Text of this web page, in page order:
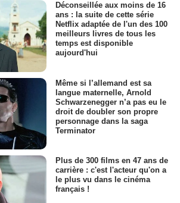
Déconseillée aux moins de 16
ans : la suite de cette série
Netflix adaptée de l'un des 100
meilleurs livres de tous les
temps est disponible
aujourd'hui
Même si l’allemand est sa
langue maternelle, Arnold
Schwarzenegger n’a pas eu le
droit de doubler son propre
personnage dans la saga
Terminator
Plus de 300 films en 47 ans de
carrière : c'est l'acteur qu'on a
le plus vu dans le cinéma
français !